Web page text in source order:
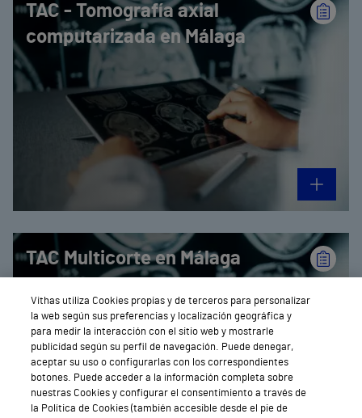
TAC - Tomografía axial
computarizada en Málaga
TAC Multicorte en Málaga
Vithas utiliza Cookies propias y de terceros para personalizar
la web según sus preferencias y localización geográfica y
para medir la interacción con el sitio web y mostrarle
publicidad según su perfil de navegación. Puede denegar,
aceptar su uso o configurarlas con los correspondientes
botones. Puede acceder a la información completa sobre
nuestras Cookies y configurar el consentimiento a través de
la Política de Cookies (también accesible desde el pie de